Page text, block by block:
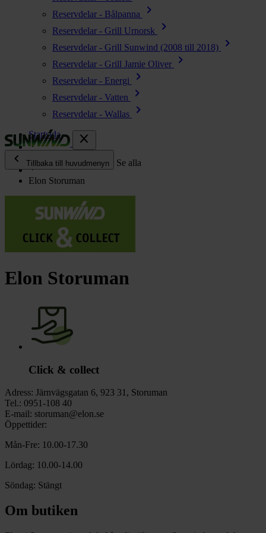
Reservdelar - Bålpanna chevron_right
Reservdelar - Grill Urnorsk chevron_right
Reservdelar - Grill Sunwind (2008 till 2018) chevron_right
Reservdelar - Grill Jamie Oliver chevron_right
Reservdelar - Energi chevron_right
Reservdelar - Vatten chevron_right
Reservdelar - Wallas
chevron_right
close
chevron_left
Tillbaka till huvudmenyn Se alla
chevron_right
Kök & Gasol chevron_right
Värme chevron_right
Vatten chevron_right
Toalett
chevron_right
Reservdelar
Startsida
Elon Storuman
Elon Storuman
Click & collect
Adress: Järnvägsgatan 6, 923 31, Storuman
Tel.: 0951-108 40
E-mail: storuman@elon.se
Öppettider:
Mån-Fre: 10.00-17.30
Lördag: 10.00-14.00
Söndag: Stängt
Om butiken